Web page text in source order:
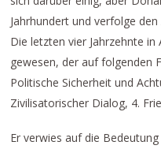
Jahrhundert und verfolge
Die letzten vier Jahrzehnte in
gewesen, der auf folgenden
Politische Sicherheit und
Zivilisatorischer Dialog, 4.
Er verwies auf die